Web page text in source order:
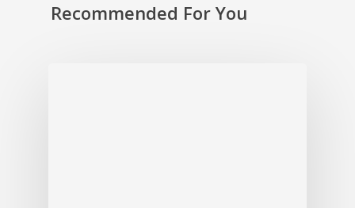
Recommended For You